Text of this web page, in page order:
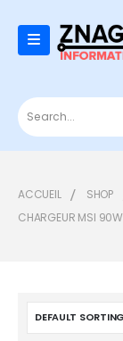
ACCUEIL SHOP
CHARGEUR MSI